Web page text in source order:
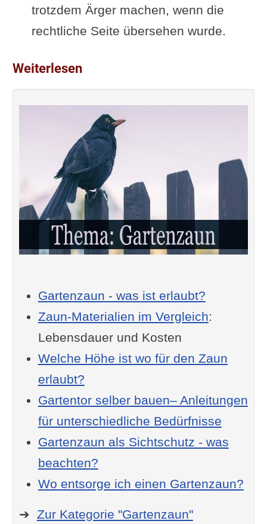
trotzdem Ärger machen, wenn die
rechtliche Seite übersehen wurde.
Weiterlesen
Gartenzaun - was ist erlaubt?
Zaun-Materialien im Vergleich:
Lebensdauer und Kosten
Welche Höhe ist wo für den Zaun
erlaubt?
Gartentor selber bauen– Anleitungen
für unterschiedliche Bedürfnisse
Gartenzaun als Sichtschutz - was
beachten?
Wo entsorge ich einen Gartenzaun?
➔ Zur Kategorie "Gartenzaun"